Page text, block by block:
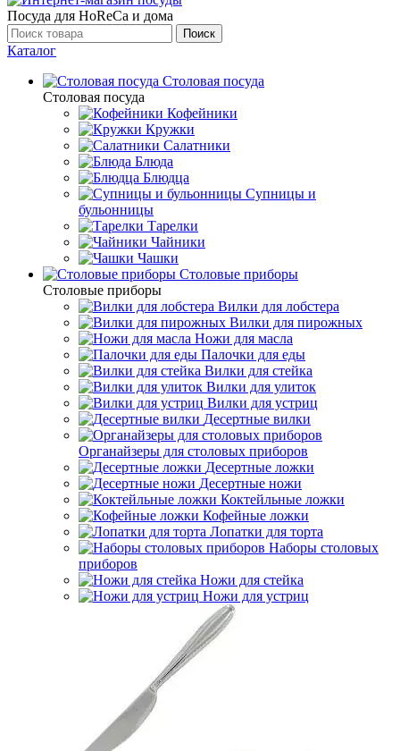
Посуда для HoReCa и дома
Поиск
Каталог
Столовая посуда
Столовая посуда
Кофейники
Кружки
Салатники
Блюда
Блюдца
Супницы и
бульонницы
Тарелки
Чайники
Чашки
Cтоловые приборы
Cтоловые приборы
Вилки для лобстера
Вилки для пирожных
Ножи для масла
Палочки для еды
Вилки для стейка
Вилки для улиток
Вилки для устриц
Десертные вилки
Органайзеры для столовых приборов
Десертные ложки
Десертные ножи
Коктейльные ложки
Кофейные ложки
Лопатки для торта
Наборы столовых
приборов
Ножи для стейка
Ножи для устриц